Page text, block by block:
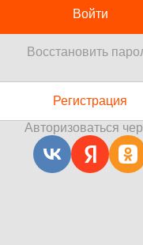
Войти
Восстановить
Регистрация
Авторизоваться